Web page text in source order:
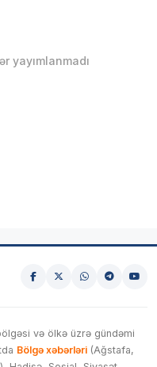
yayımlanmadı
və ölkə üzrə gündəmi
Bölgə xəbərləri (Ağstafa,